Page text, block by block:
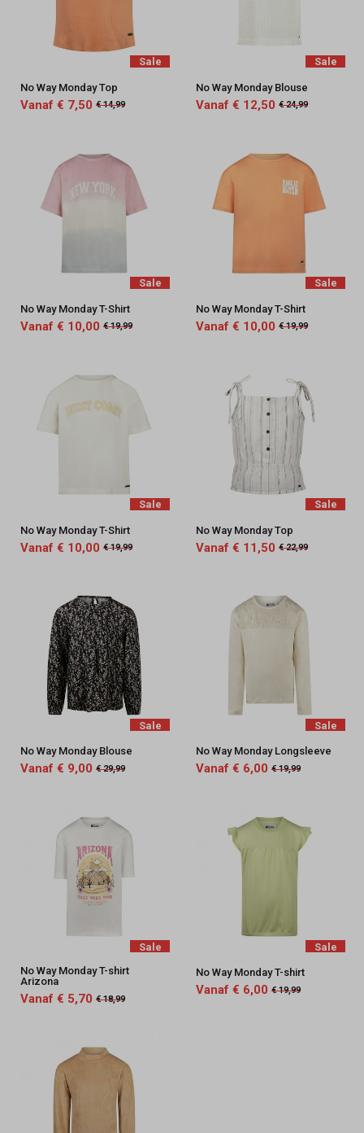
Sale
No Way Monday Top
Vanaf € 7,50 € 14,99
Sale
No Way Monday Blouse
Vanaf € 12,50 € 24,99
Sale
No Way Monday T-Shirt
Vanaf € 10,00 € 19,99
Sale
No Way Monday T-Shirt
Vanaf € 10,00 € 19,99
Sale
No Way Monday T-Shirt
Vanaf € 10,00 € 19,99
Sale
No Way Monday Top
Vanaf € 11,50 € 22,99
Sale
No Way Monday Blouse
Vanaf € 9,00 € 29,99
Sale
No Way Monday Longsleeve
Vanaf € 6,00 € 19,99
Sale
No Way Monday T-shirt
Arizona
Vanaf € 5,70 € 18,99
Sale
No Way Monday T-shirt
Vanaf € 6,00 € 19,99